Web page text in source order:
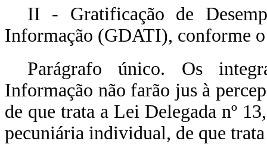
II - Gratificação de
Informação (GDATI), conforme
Parágrafo único. Os
Informação não farão jus à
de que trata a Lei Delegada nº
pecuniária individual, de que